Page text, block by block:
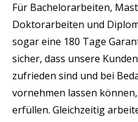
Für Bachelorarbeiten,
Doktorarbeiten und
sogar eine 180 Tage
sicher, dass unsere
zufrieden sind und bei
vornehmen lassen
erfüllen. Gleichzeitig